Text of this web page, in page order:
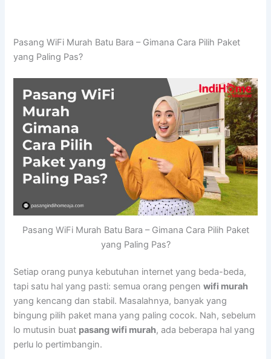
Pasang WiFi Murah Batu Bara – Gimana Cara Pilih Paket
yang Paling Pas?
Pasang WiFi Murah Batu Bara – Gimana Cara Pilih Paket
yang Paling Pas?
Setiap orang punya kebutuhan internet yang beda-beda,
tapi satu hal yang pasti: semua orang pengenwifi murah
yang kencang dan stabil. Masalahnya, banyak yang
bingung pilih paket mana yang paling cocok. Nah, sebelum
lo mutusin buat pasang wifi murah, ada beberapa hal yang
perlu lo pertimbangin.